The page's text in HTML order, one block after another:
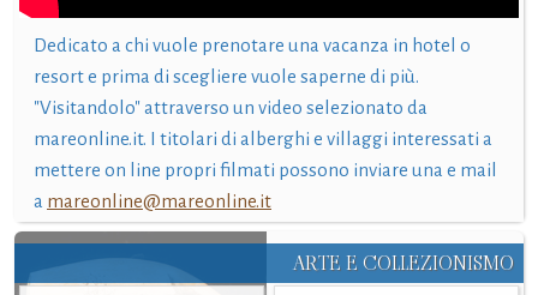
Dedicato a chi vuole prenotare una vacanza in hotel o
resort e prima di scegliere vuole saperne di più.
"Visitandolo" attraverso un video selezionato da
mareonline.it. I titolari di alberghi e villaggi interessati a
mettere on line propri filmati possono inviare una e mail
a mareonline@mareonline.it
ARTE E COLLEZIONISMO